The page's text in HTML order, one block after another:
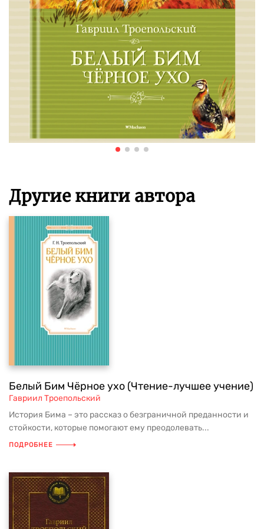
Другие книги автора
Белый Бим Чёрное ухо (Чтение-лучшее учение)
Гавриил Троепольский
История Бима – это рассказ о безграничной преданности и
стойкости, которые помогают ему преодолевать...
ПОДРОБНЕЕ